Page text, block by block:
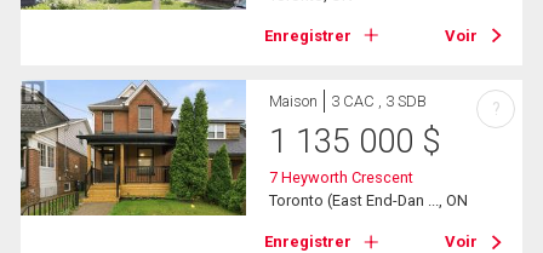
Enregistrer Voir
Maison 3 CAC , 3 SDB
1 135 000 $
7 Heyworth Crescent
Toronto (East End-Dan ..., ON
Enregistrer Voir
?